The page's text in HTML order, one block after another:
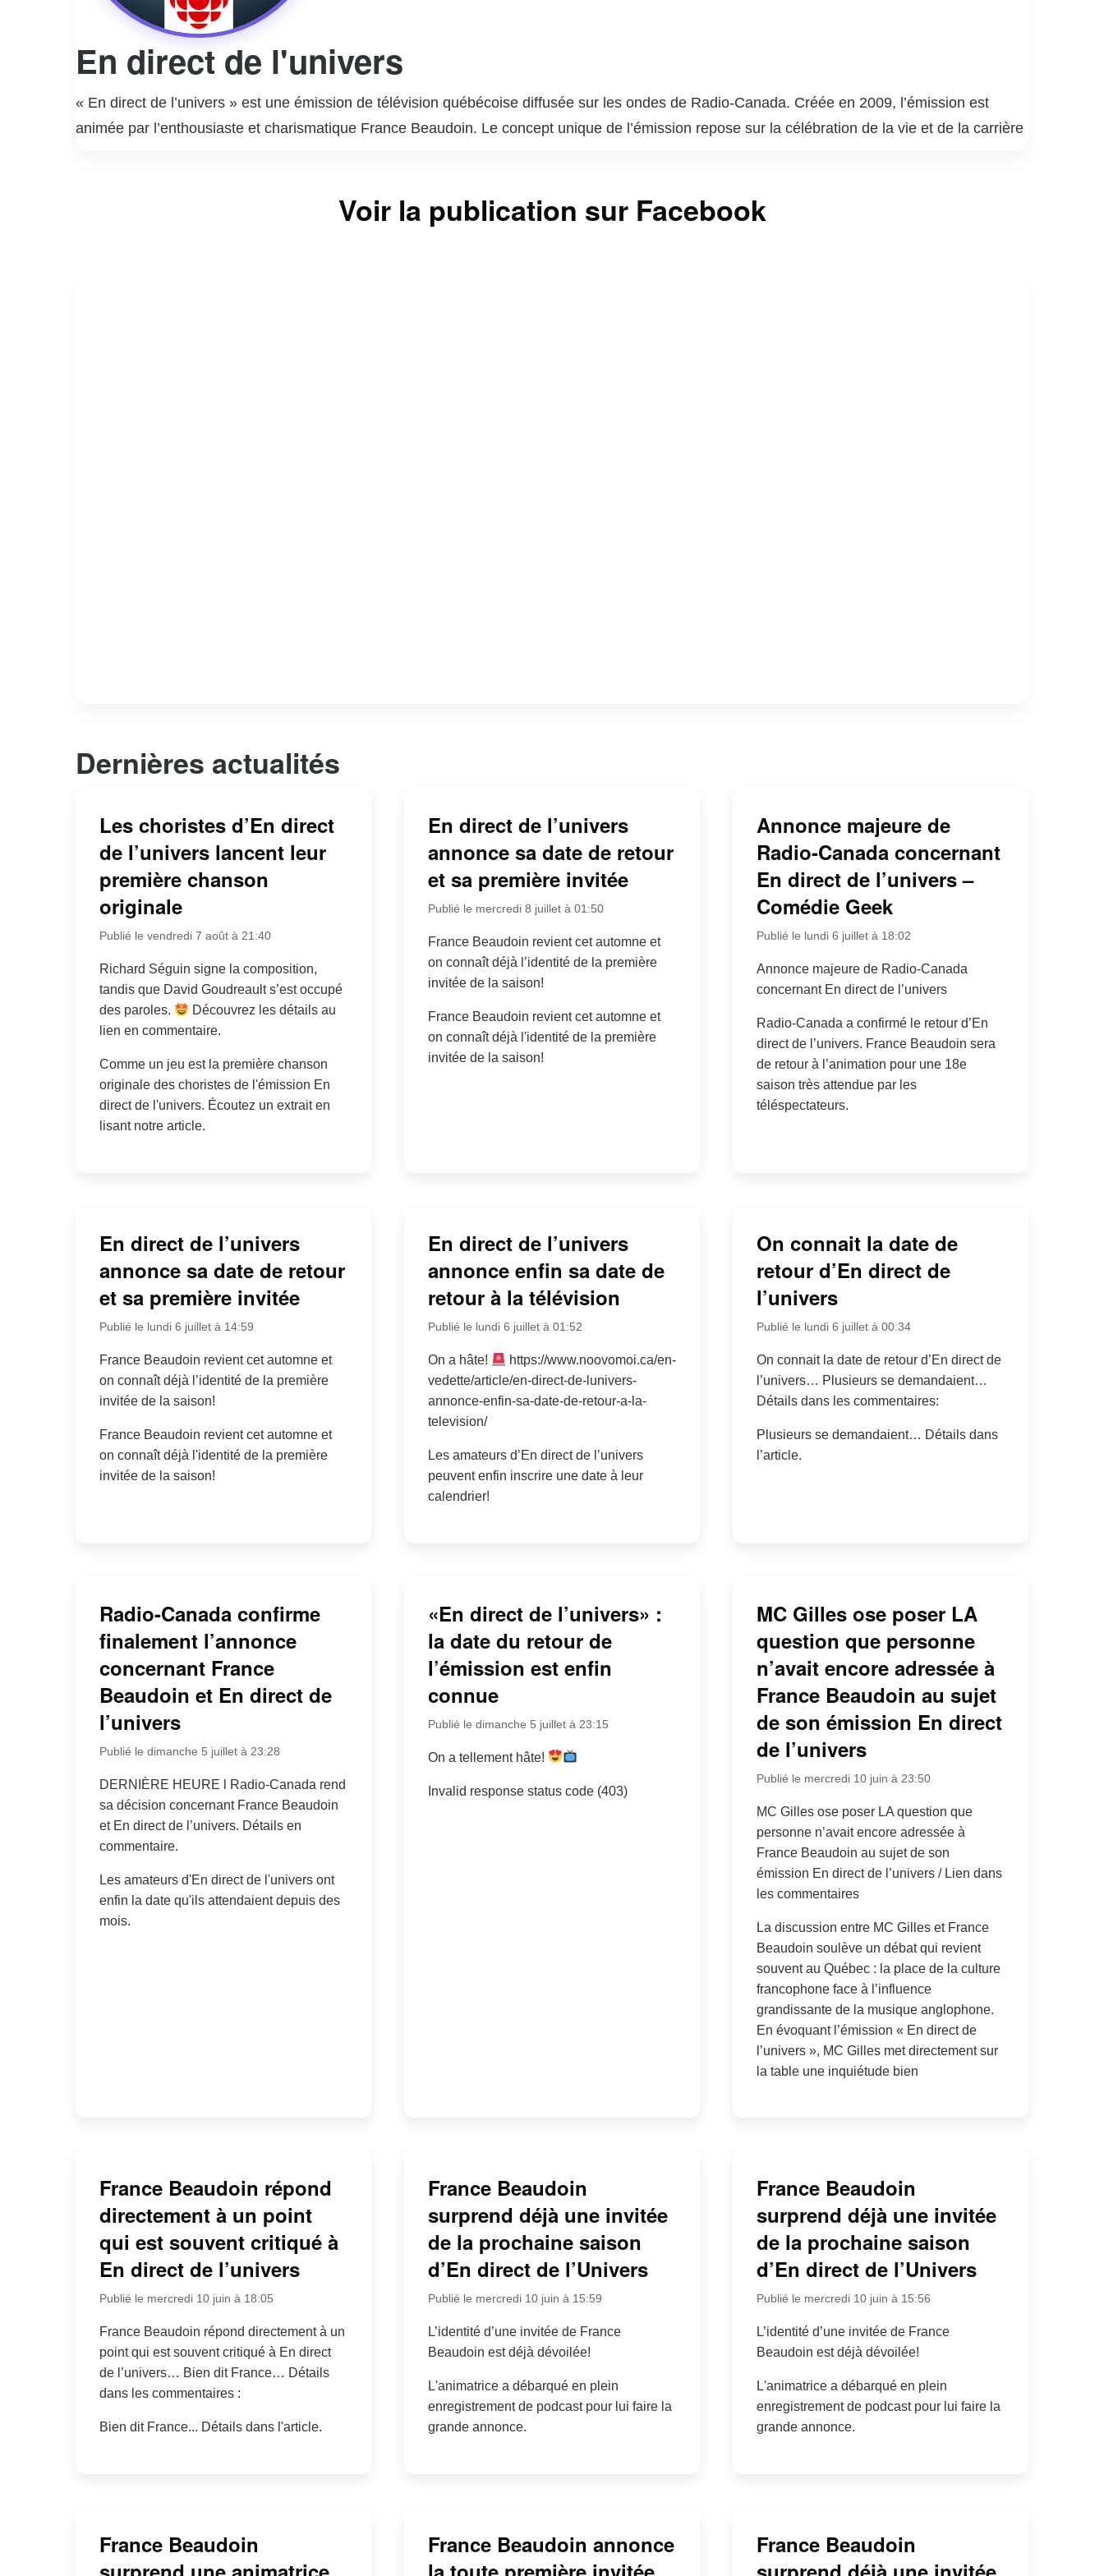
En direct de l'univers
« En direct de l’univers » est une émission de télévision québécoise diffusée sur les ondes de Radio-Canada. Créée en 2009, l’émission est
animée par l’enthousiaste et charismatique France Beaudoin. Le concept unique de l’émission repose sur la célébration de la vie et de la carrière
des anecdotes personnelles, créant une atmosphère émotive et authentique. « En direct de l’univers » a su captiver le cœur des téléspectateurs
grâce à son approche humaine et touchante, et a reçu de nombreux éloges pour sa capacité à révéler des facettes intimes et méconnues de ses
Voir la publication sur Facebook
Dernières actualités
Les choristes d’En direct
de l’univers lancent leur
première chanson
originale
Publié le vendredi 7 août à 21:40
Richard Séguin signe la composition,
tandis que David Goudreault s’est occupé
des paroles.
Découvrez les détails au
lien en commentaire.
Comme un jeu est la première chanson
originale des choristes de l'émission En
direct de l'univers. Écoutez un extrait en
lisant notre article.
En direct de l’univers
annonce sa date de retour
et sa première invitée
Publié le mercredi 8 juillet à 01:50
France Beaudoin revient cet automne et
on connaît déjà l’identité de la première
invitée de la saison!
France Beaudoin revient cet automne et
on connaît déjà l'identité de la première
invitée de la saison!
Annonce majeure de
Radio-Canada concernant
En direct de l’univers –
Comédie Geek
Publié le lundi 6 juillet à 18:02
Annonce majeure de Radio-Canada
concernant En direct de l’univers
Radio-Canada a confirmé le retour d’En
direct de l’univers. France Beaudoin sera
de retour à l’animation pour une 18e
saison très attendue par les
téléspectateurs.
En direct de l’univers
annonce sa date de retour
et sa première invitée
Publié le lundi 6 juillet à 14:59
France Beaudoin revient cet automne et
on connaît déjà l’identité de la première
invitée de la saison!
France Beaudoin revient cet automne et
on connaît déjà l'identité de la première
invitée de la saison!
En direct de l’univers
annonce enfin sa date de
retour à la télévision
Publié le lundi 6 juillet à 01:52
On a hâte!
https://www.noovomoi.ca/en-
vedette/article/en-direct-de-lunivers-
annonce-enfin-sa-date-de-retour-a-la-
television/
Les amateurs d’En direct de l’univers
peuvent enfin inscrire une date à leur
calendrier!
On connait la date de
retour d’En direct de
l’univers
Publié le lundi 6 juillet à 00:34
On connait la date de retour d’En direct de
l’univers… Plusieurs se demandaient…
Détails dans les commentaires:
Plusieurs se demandaient… Détails dans
l’article.
Radio-Canada confirme
finalement l’annonce
concernant France
Beaudoin et En direct de
l’univers
Publié le dimanche 5 juillet à 23:28
DERNIÈRE HEURE l Radio-Canada rend
sa décision concernant France Beaudoin
et En direct de l’univers. Détails en
commentaire.
Les amateurs d'En direct de l'univers ont
enfin la date qu'ils attendaient depuis des
mois.
«En direct de l’univers» :
la date du retour de
l’émission est enfin
connue
Publié le dimanche 5 juillet à 23:15
On a tellement hâte!
Invalid response status code (403)
MC Gilles ose poser LA
question que personne
n’avait encore adressée à
France Beaudoin au sujet
de son émission En direct
de l’univers
Publié le mercredi 10 juin à 23:50
MC Gilles ose poser LA question que
personne n’avait encore adressée à
France Beaudoin au sujet de son
émission En direct de l’univers / Lien dans
les commentaires
La discussion entre MC Gilles et France
Beaudoin soulève un débat qui revient
souvent au Québec : la place de la culture
francophone face à l’influence
grandissante de la musique anglophone.
En évoquant l’émission « En direct de
l’univers », MC Gilles met directement sur
la table une inquiétude bien
France Beaudoin répond
directement à un point
qui est souvent critiqué à
En direct de l’univers
Publié le mercredi 10 juin à 18:05
France Beaudoin répond directement à un
point qui est souvent critiqué à En direct
de l’univers… Bien dit France… Détails
dans les commentaires :
Bien dit France... Détails dans l'article.
France Beaudoin
surprend déjà une invitée
de la prochaine saison
d’En direct de l’Univers
Publié le mercredi 10 juin à 15:59
L’identité d’une invitée de France
Beaudoin est déjà dévoilée!
L'animatrice a débarqué en plein
enregistrement de podcast pour lui faire la
grande annonce.
France Beaudoin
surprend déjà une invitée
de la prochaine saison
d’En direct de l’Univers
Publié le mercredi 10 juin à 15:56
L’identité d’une invitée de France
Beaudoin est déjà dévoilée!
L'animatrice a débarqué en plein
enregistrement de podcast pour lui faire la
grande annonce.
France Beaudoin
France Beaudoin annonce
France Beaudoin